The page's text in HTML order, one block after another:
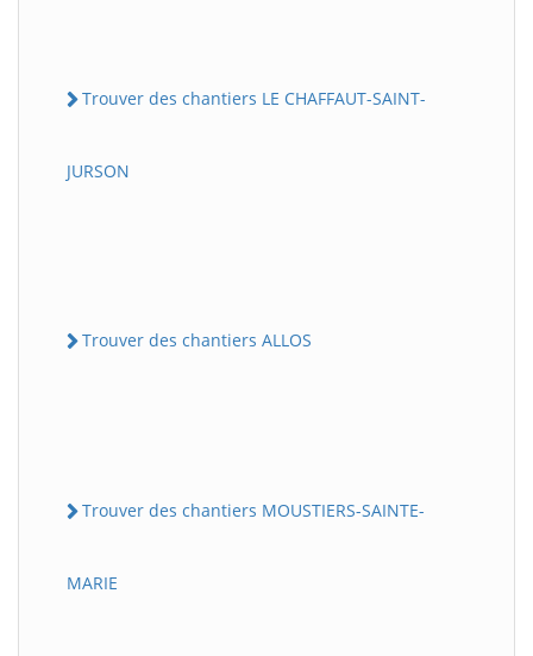
Trouver des chantiers LE CHAFFAUT-SAINT-
JURSON
Trouver des chantiers ALLOS
Trouver des chantiers MOUSTIERS-SAINTE-
MARIE